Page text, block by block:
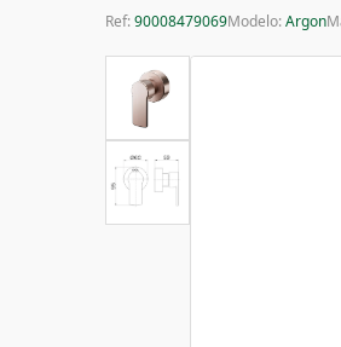
Ref:90008479069Modelo:Argon